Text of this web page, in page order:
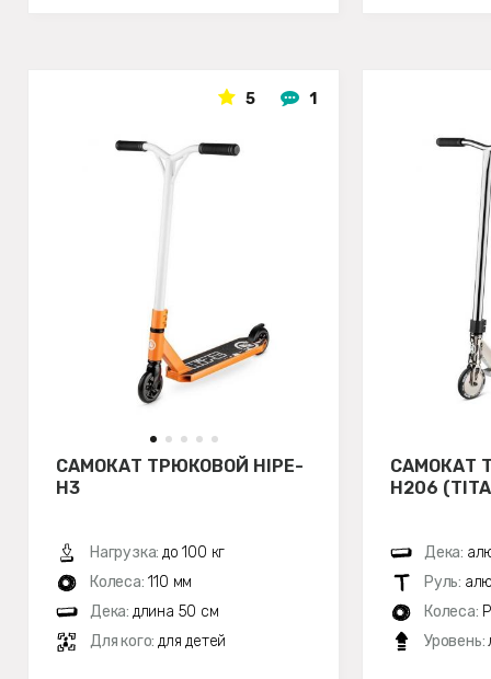
5 1
САМОКАТ ТРЮКОВОЙ HIPE-
H3
Нагрузка: до 100 кг
Колеса: 110 мм
Дека: длина 50 см
Для кого: для детей
САМОКАТ
H206
Дека:
Руль:
Колеса:
Уровень: